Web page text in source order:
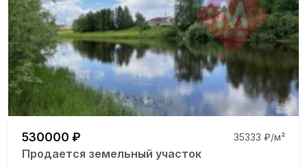
530000 ₽ 35333 ₽/м²
Продается земельный участок